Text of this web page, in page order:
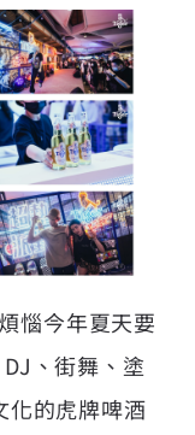
惱今年夏天要
、街舞、塗
化的虎牌啤酒